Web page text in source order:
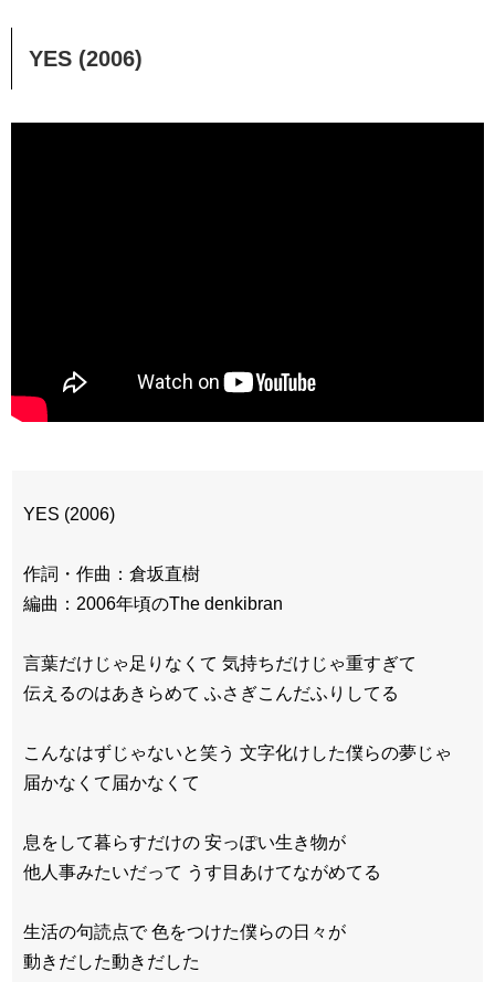
YES (2006)
YES (2006)
作詞・作曲：倉坂直樹
編曲：2006年頃のThe denkibran
言葉だけじゃ足りなくて 気持ちだけじゃ重すぎて
伝えるのはあきらめて ふさぎこんだふりしてる
こんなはずじゃないと笑う 文字化けした僕らの夢じゃ
届かなくて届かなくて
息をして暮らすだけの 安っぽい生き物が
他人事みたいだって うす目あけてながめてる
生活の句読点で 色をつけた僕らの日々が
動きだした動きだした